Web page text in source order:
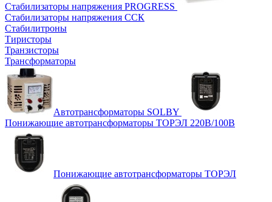
Стабилизаторы напряжения PROGRESS
Стабилизаторы напряжения ССК
Стабилитроны
Тиристоры
Транзисторы
Трансформаторы
Автотрансформаторы SOLBY
Понижающие автотрансформаторы ТОРЭЛ 220В/100В
Понижающие автотрансформаторы ТОРЭЛ